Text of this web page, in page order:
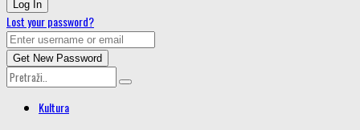
Lost your password?
Kultura